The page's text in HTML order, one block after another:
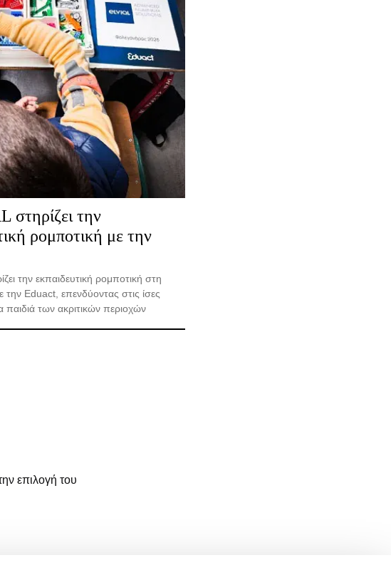
την
ρομποτική με την
την εκπαιδευτική ρομποτική στη
Eduact, επενδύοντας στις ίσες
παιδιά των ακριτικών περιοχών
επιλογή του